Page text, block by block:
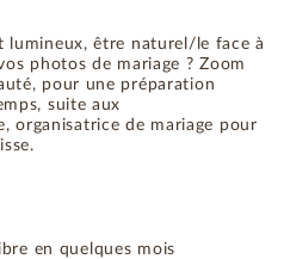
lumineux, être naturel/le face à
photos de mariage ? Zoom
pour une préparation
suite aux
organisatrice de mariage pour
en quelques mois